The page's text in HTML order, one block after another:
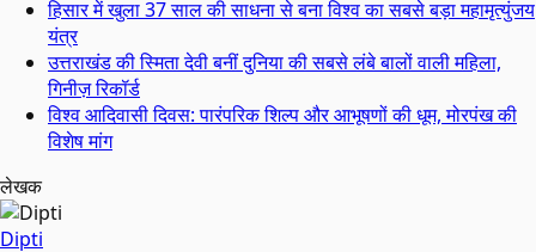
हिसार में खुला 37 साल की साधना से बना विश्व का सबसे बड़ा महामृत्युंजय
यंत्र
उत्तराखंड की स्मिता देवी बनीं दुनिया की सबसे लंबे बालों वाली महिला,
गिनीज़ रिकॉर्ड
विश्व आदिवासी दिवस: पारंपरिक शिल्प और आभूषणों की धूम, मोरपंख की
विशेष मांग
लेखक
Dipti